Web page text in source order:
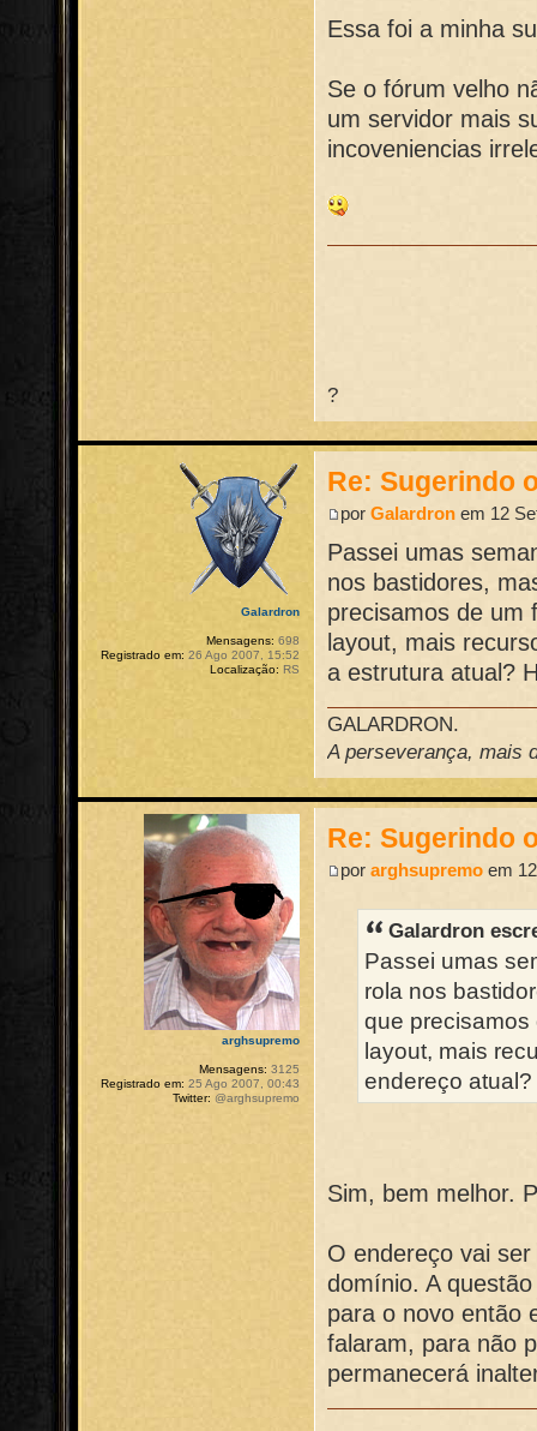
Essa foi a minha
Se o fórum velho
um servidor mais
incoveniencias
?
Re: Sugerindo
porGalardron em 12
Passei umas
nos bastidores,
precisamos de um
layout, mais
a estrutura atual?
GALARDRON.
A perseverança, mais
Galardron
Mensagens: 698
Registrado em: 26 Ago 2007, 15:52
Localização: RS
Re: Sugerindo
porarghsupremo em
Galardron
Passei umas
rola nos
que
layout, mais
endereço
Sim, bem melhor.
O endereço vai
domínio. A
para o novo então
falaram, para não
permanecerá
arghsupremo
Mensagens: 3125
Registrado em: 25 Ago 2007, 00:43
Twitter: @arghsupremo